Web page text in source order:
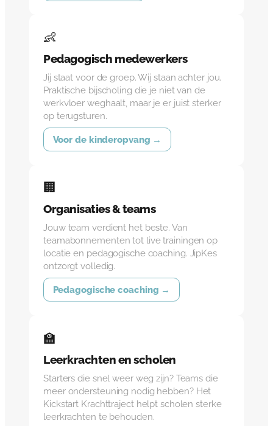
👶
Pedagogisch medewerkers
Jij staat voor de groep. Wij staan achter jou.
Praktische bijscholing die je niet van de
werkvloer weghaalt, maar je er juist sterker
op terugsturen.
Voor de kinderopvang →
🏢
Organisaties & teams
Jouw team verdient het beste. Van
teamabonnementen tot live trainingen op
locatie en pedagogische coaching. JipKes
ontzorgt volledig.
Pedagogische coaching →
🏫
Leerkrachten en scholen
Starters die snel weer weg zijn? Teams die
meer ondersteuning nodig hebben? Het
Kickstart Krachttraject helpt scholen sterke
leerkrachten te behouden.